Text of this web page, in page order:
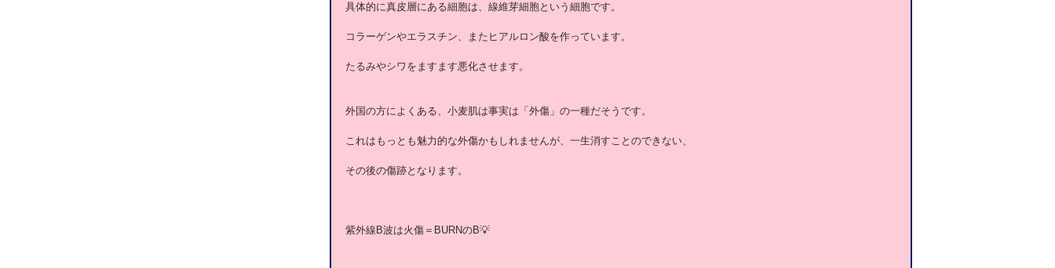
具体的に真皮層にある細胞は、線維芽細胞という細胞です。
コラーゲンやエラスチン、またヒアルロン酸を作っています。
たるみやシワをますます悪化させます。
外国の方によくある、小麦肌は事実は「外傷」の一種だそうです。
これはもっとも魅力的な外傷かもしれませんが、一生消すことのできない、
その後の傷跡となります。
紫外線B波は火傷＝BURNのB💡